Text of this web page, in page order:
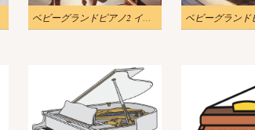
ベビーグランドピアノ2 イラスト